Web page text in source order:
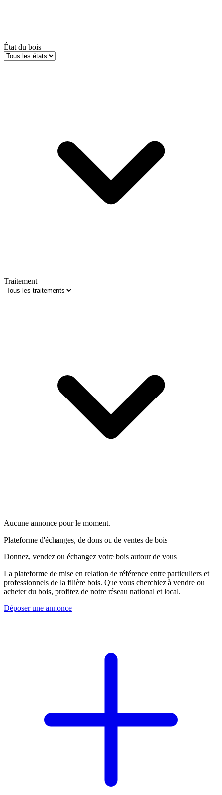
État du bois
Traitement
Aucune annonce pour le moment.
Plateforme d'échanges, de dons ou de ventes de bois
Donnez, vendez ou échangez votre bois autour de vous
La plateforme de mise en relation de référence entre particuliers et
professionnels de la filière bois. Que vous cherchiez à vendre ou
acheter du bois, profitez de notre réseau national et local.
Déposer une annonce